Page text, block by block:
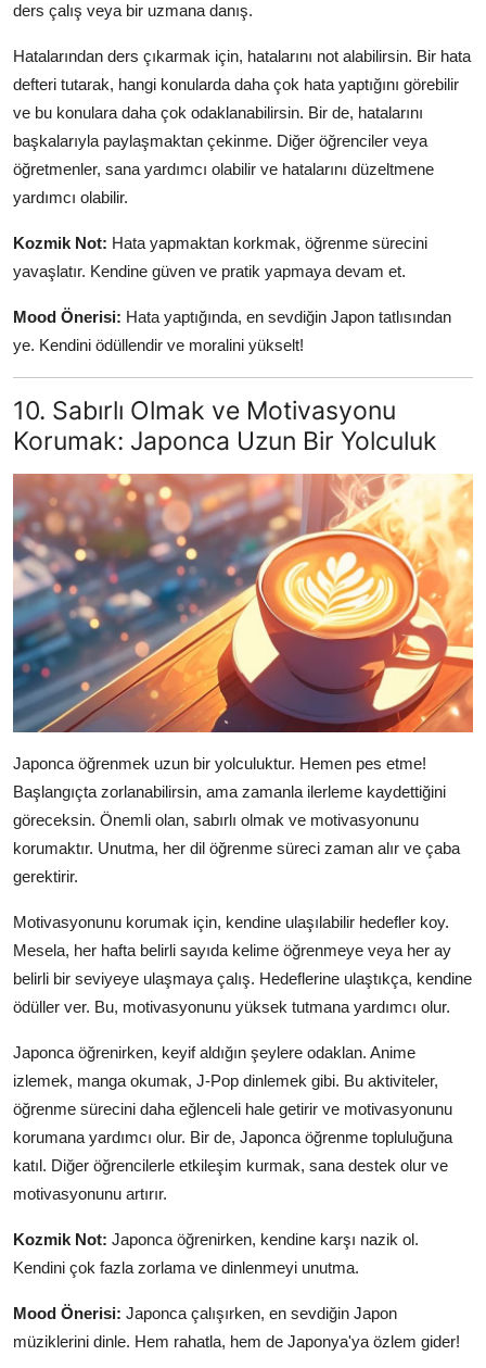
ders çalış veya bir uzmana danış.
Hatalarından ders çıkarmak için, hatalarını not alabilirsin. Bir hata
defteri tutarak, hangi konularda daha çok hata yaptığını görebilir
ve bu konulara daha çok odaklanabilirsin. Bir de, hatalarını
başkalarıyla paylaşmaktan çekinme. Diğer öğrenciler veya
öğretmenler, sana yardımcı olabilir ve hatalarını düzeltmene
yardımcı olabilir.
Kozmik Not: Hata yapmaktan korkmak, öğrenme sürecini
yavaşlatır. Kendine güven ve pratik yapmaya devam et.
Mood Önerisi: Hata yaptığında, en sevdiğin Japon tatlısından
ye. Kendini ödüllendir ve moralini yükselt!
10. Sabırlı Olmak ve Motivasyonu
Korumak: Japonca Uzun Bir Yolculuk
Japonca öğrenmek uzun bir yolculuktur. Hemen pes etme!
Başlangıçta zorlanabilirsin, ama zamanla ilerleme kaydettiğini
göreceksin. Önemli olan, sabırlı olmak ve motivasyonunu
korumaktır. Unutma, her dil öğrenme süreci zaman alır ve çaba
gerektirir.
Motivasyonunu korumak için, kendine ulaşılabilir hedefler koy.
Mesela, her hafta belirli sayıda kelime öğrenmeye veya her ay
belirli bir seviyeye ulaşmaya çalış. Hedeflerine ulaştıkça, kendine
ödüller ver. Bu, motivasyonunu yüksek tutmana yardımcı olur.
Japonca öğrenirken, keyif aldığın şeylere odaklan. Anime
izlemek, manga okumak, J-Pop dinlemek gibi. Bu aktiviteler,
öğrenme sürecini daha eğlenceli hale getirir ve motivasyonunu
korumana yardımcı olur. Bir de, Japonca öğrenme topluluğuna
katıl. Diğer öğrencilerle etkileşim kurmak, sana destek olur ve
motivasyonunu artırır.
Kozmik Not: Japonca öğrenirken, kendine karşı nazik ol.
Kendini çok fazla zorlama ve dinlenmeyi unutma.
Mood Önerisi: Japonca çalışırken, en sevdiğin Japon
müziklerini dinle. Hem rahatla, hem de Japonya'ya özlem gider!